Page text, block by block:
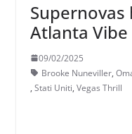
Atlanta
braccare la
Thrill
09/02/2025
Brooke Nuneviller,
, Stati Uniti, Vegas Thrill